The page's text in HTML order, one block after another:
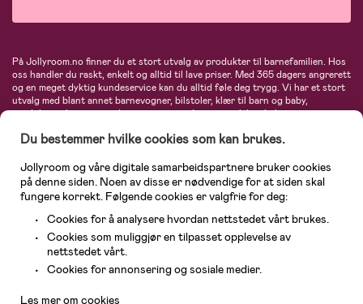
På Jollyroom.no finner du et stort utvalg av produkter til barnefamilien. Hos
oss handler du raskt, enkelt og alltid til lave priser. Med 365 dagers angrerett
og en meget dyktig kundeservice kan du alltid føle deg trygg. Vi har et stort
utvalg med blant annet barnevogner, bilstoler, klær til barn og baby,
produkter til mor, mengder av inspirerende interiør, leker, babyustyr og mye
Maxi-Cosi, Baby Jogger, BabyBjörn, Didriksons, KidKraft, Ergobaby, Philips
største nettbutikk for barn og baby!
Du bestemmer hvilke cookies som kan brukes.
Jollyroom og våre digitale samarbeidspartnere bruker cookies
på denne siden. Noen av disse er nødvendige for at siden skal
fungere korrekt. Følgende cookies er valgfrie for deg:
Cookies for å analysere hvordan nettstedet vårt brukes.
Cookies som muliggjør en tilpasset opplevelse av
nettstedet vårt.
Cookies for annonsering og sosiale medier.
Les mer om cookies